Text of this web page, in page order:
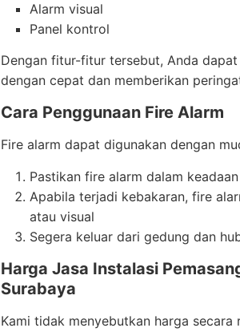
Alarm visual
Panel kontrol
Dengan fitur-fitur tersebut, Anda
dengan cepat dan memberikan
Cara Penggunaan Fire Alarm
Fire alarm dapat digunakan dengan
Pastikan fire alarm dalam
Apabila terjadi kebakaran, fire
atau visual
Segera keluar dari gedung dan
Harga Jasa Instalasi
Surabaya
Kami tidak menyebutkan harga